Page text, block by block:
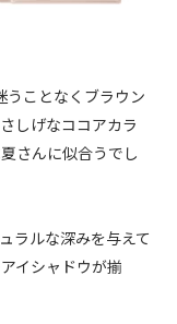
うことなくブラウン
しげなココアカラ
さんに似合うでし
ラルな深みを与えて
イシャドウが揃